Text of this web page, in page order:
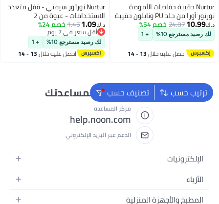
Nurtur حقيبة حفاضات الأمومة
نورتور أورا من جلد PU ونايلون حقيبة
ظهر عصرية متعددة الوظائف
حقيبة سفر مع جيب لتدفئة زجاجة
العزل وحصيرة تغيير - نود
د.ك‏10.99
24.07خصم 54%
لك رصيد مسترجع 10% + 1
احصل عليه خلال 13 - 14
Nurtur نورتور سيفتي - قفل متعدد
الاستخدامات - عبوة من 2
د.ك‏1.09
1.45خصم 24%
أقل سعر في 7 يوم
أقل سعر في 7 يوم
لك رصيد مسترجع 10% + 1
احصل عليه خلال 13 - 14
ترتيب حسب تصنيف حسب
نحن دائماً جاهزون لمساعدتك
مركز المساعدة
help.noon.com
الدعم عبر البريد الإلكتروني
الإلكترونيات
الجوالات
الأزياء
أزياء نسائية
المطبخ والأجهزة المنزلية